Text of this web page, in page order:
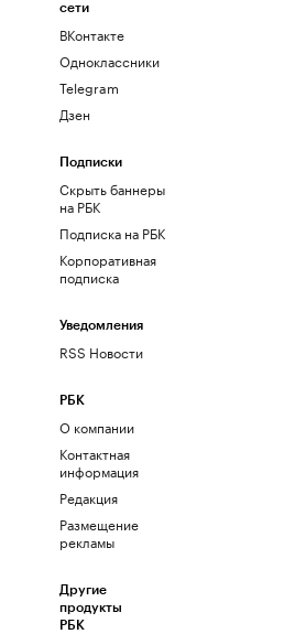
сети
ВКонтакте
Одноклассники
Telegram
Дзен
Подписки
Скрыть баннеры
на РБК
Подписка на РБК
Корпоративная
подписка
Уведомления
RSS Новости
РБК
О компании
Контактная
информация
Редакция
Размещение
рекламы
Другие
продукты
РБК